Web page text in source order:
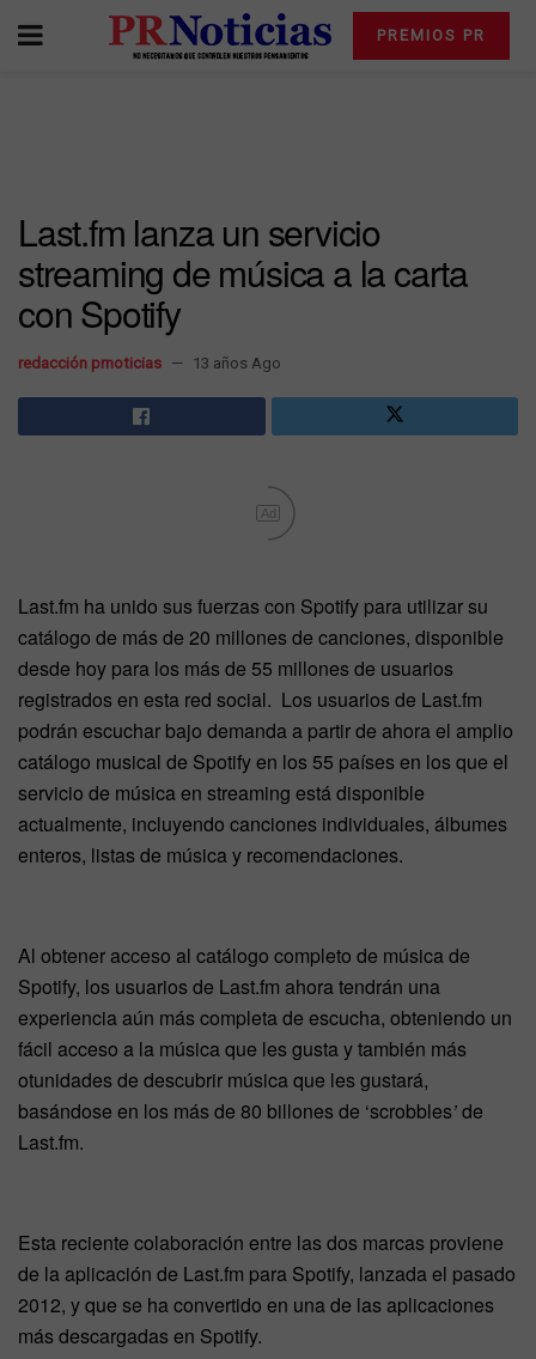
PREMIOS PR
Last.fm lanza un servicio
streaming de música a la carta
con Spotify
redacción prnoticias 13 años Ago
Ad
Last.fm ha unido sus fuerzas con Spotify para utilizar su
catálogo de más de 20 millones de canciones, disponible
desde hoy para los más de 55 millones de usuarios
registrados en esta red social. Los usuarios de Last.fm
podrán escuchar bajo demanda a partir de ahora el amplio
catálogo musical de Spotify en los 55 países en los que el
servicio de música en streaming está disponible
actualmente, incluyendo canciones individuales, álbumes
enteros, listas de música y recomendaciones.
Al obtener acceso al catálogo completo de música de
Spotify, los usuarios de Last.fm ahora tendrán una
experiencia aún más completa de escucha, obteniendo un
fácil acceso a la música que les gusta y también más
otunidades de descubrir música que les gustará,
basándose en los más de 80 billones de ‘scrobbles’de
Last.fm.
Esta reciente colaboración entre las dos marcas proviene
de la aplicación de Last.fm para Spotify, lanzada el pasado
2012, y que se ha convertido en una de las aplicaciones
más descargadas en Spotify.